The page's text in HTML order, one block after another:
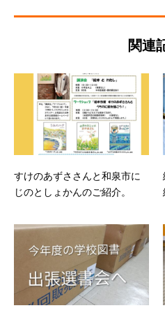
関連
すけのあずささんと和泉市に
じのとしょかんのご紹介。